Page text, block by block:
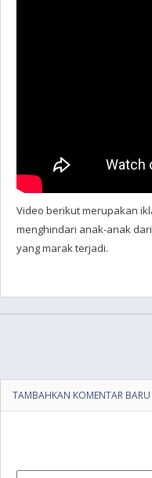
Video berikut merupakan
menghindari anak-anak
yang marak terjadi.
TAMBAHKAN KOMENTAR BARU